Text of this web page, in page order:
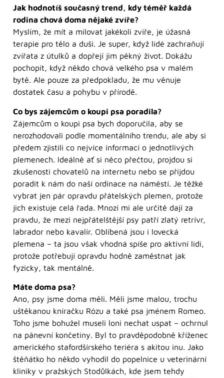
Jak hodnotíš současný trend, kdy téměř každá
rodina chová doma nějaké zvíře?
Myslím, že mít a milovat jakékoli zvíře, je úžasná
terapie pro tělo a duši. Je super, když lidé zachraňují
zvířata z útulků a dopřejí jim pěkný život. Dokážu
pochopit, když někdo chová velkého psa v malém
bytě. Ale pouze za předpokladu, že mu věnuje
dostatek času a pohybu v přírodě.
Co bys zájemcům o koupi psa poradila?
Zájemcům o koupi psa bych doporučila, aby se
nerozhodovali podle momentálního trendu, ale aby si
předem zjistili co nejvíce informací o jednotlivých
plemenech. Ideálně ať si něco přečtou, projdou si
zkušenosti chovatelů na internetu nebo se přijdou
poradit k nám do naší ordinace na náměstí. Je těžké
vybrat jen pár opravdu přátelských plemen, protože
jich existuje celá řada. Mnozí mi ale určitě dají za
pravdu, že mezi nejpřátelštější psy patří zlatý retrívr,
labrador nebo kavalír. Oblíbená jsou i lovecká
plemena – ta jsou však vhodná spíše pro aktivní lidi,
protože potřebují opravdu hodně zaměstnat jak
fyzicky, tak mentálně.
Máte doma psa?
Ano, psy jsme doma měli. Měli jsme malou, trochu
uštěkanou kníračku Rózu a také psa jménem Romeo.
Toho jsme bohužel museli loni nechat uspat – ochrnul
na pánevní končetiny. Byl to pravděpodobně kříženec
amerického stafordšírského teriéra s akitou inu. Jako
štěňátko ho někdo vyhodil do popelnice u veterinární
kliniky v pražských Stodůlkách, kde jsem tehdy